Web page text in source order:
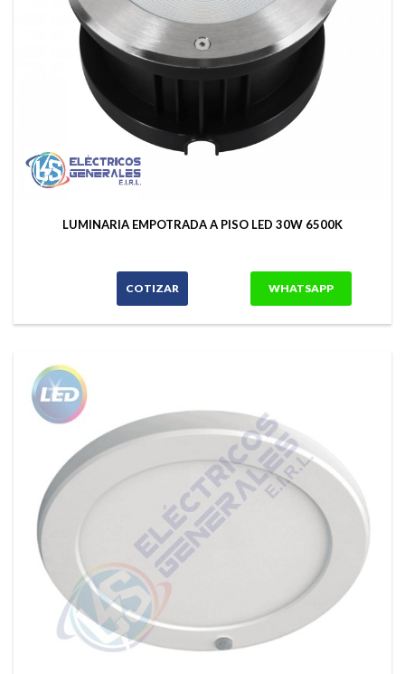
LUMINARIA EMPOTRADA A PISO LED 30W 6500K
COTIZAR WHATSAPP